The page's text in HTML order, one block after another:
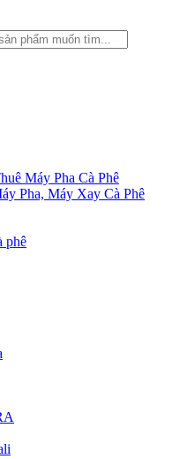
Máy Pha Cà Phê
Pha, Máy Xay Cà Phê
phê